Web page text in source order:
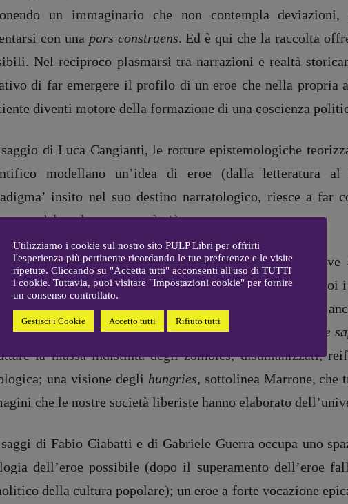
40
DIRETTRICE RESPONSABILE
Antonella Marrone
R EDAZIONE
Walter Catalano,Giuseppe
, Anna da Re
Valentina Marcoli Elisabetta
Roberto Sturm,Tania Tonin
recensioni:
Elio Grasso
[eliovoyager@gmail.com]
Coordinamento Primo Piano
[michielin.elisabetta@gmail.com]
com]
Coordinamento Fumetti:
Coordinamento Pulp for kids e
social media:
[valentina.marcoli@gmail.com]
un immaginario che non contempla
con una pars construens. Ed è qui che la raccolta
Nel reciproco plasmarsi tra narrazioni e realtà
di far emergere il profilo di un eroe che nella propria
diventi motore della formazione di una coscienza
di Luca Cangianti, le rotture epistemologiche
modellano un’idea di eroe (dalla letteratura al
insito nel suo destino narratologico, riesce a far
del quale non tornerà più.
di Maurizio Marrone, le costruzioni narrative
privilegiato per analizzare la gestazione di eroi/anti-eroi
percorso di difficile equilibrismo, mostrano una natura
l’eroina del romanzo di M. R. Carey,
La ragazza che
la massa indistinta degli zombies, disumanizzati,
una visione degli hungries, sottolinea Marrone, che
che le nostre società liberiste hanno elaborato
di Fabio Ciabatti e di Gabriele Guerra occupa uno
dell’eroe possibile (dopo il superamento dell’eroe
della cultura popolare); un eroe a forte vocazione
Utilizziamo i cookie sul nostro sito PULP Libri per offrirti
l'esperienza più pertinente ricordando le tue preferenze e le visite
ripetute. Cliccando su "Accetta tutti" acconsenti all'uso di TUTTI
i cookie. Tuttavia, puoi visitare "Impostazioni cookie" per fornire
un consenso controllato.
Gestisci i Cookie Accetto tutti Rifiuto tutti